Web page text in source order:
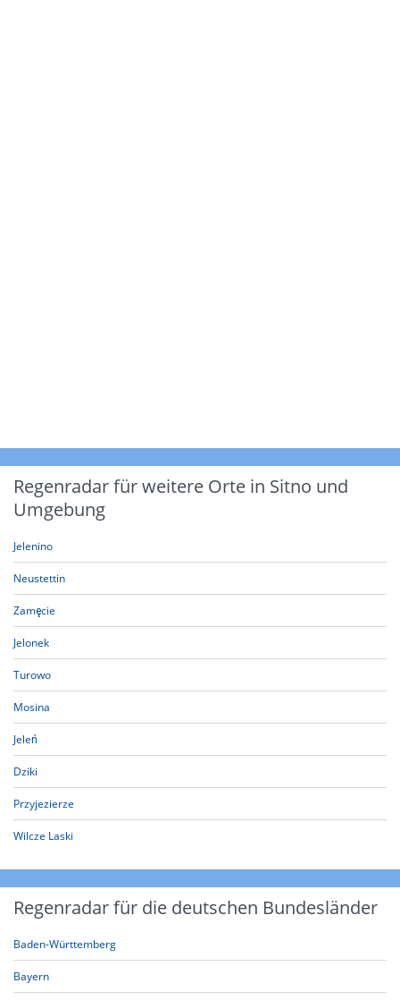
Regenradar für weitere Orte in Sitno und
Umgebung
Jelenino
Neustettin
Zamęcie
Jelonek
Turowo
Mosina
Jeleń
Dziki
Przyjezierze
Wilcze Laski
Regenradar für die deutschen Bundesländer
Baden-Württemberg
Bayern